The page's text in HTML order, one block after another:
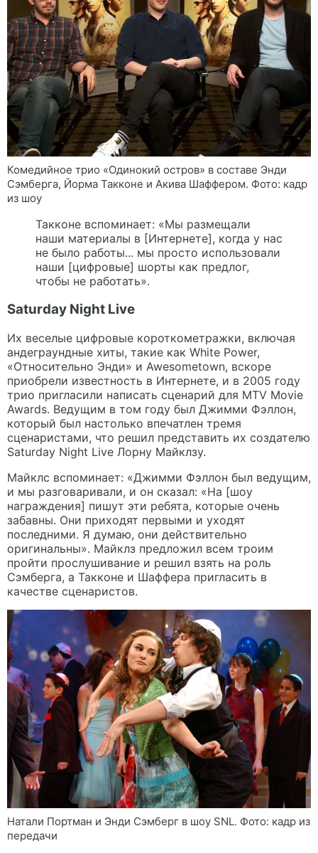
Комедийное трио «Одинокий остров» в составе Энди
Сэмберга, Йорма Такконе и Акива Шаффером. Фото: кадр
из шоу
Такконе вспоминает: «Мы размещали
наши материалы в [Интернете], когда у нас
не было работы... мы просто использовали
наши [цифровые] шорты как предлог,
чтобы не работать».
Saturday Night Live
Их веселые цифровые короткометражки, включая
андеграундные хиты, такие как White Power,
«Относительно Энди» и Awesometown, вскоре
приобрели известность в Интернете, и в 2005 году
трио пригласили написать сценарий для MTV Movie
Awards. Ведущим в том году был Джимми Фэллон,
который был настолько впечатлен тремя
сценаристами, что решил представить их создателю
Saturday Night Live Лорну Майклзу.
Майклс вспоминает: «Джимми Фэллон был ведущим,
и мы разговаривали, и он сказал: «На [шоу
награждения] пишут эти ребята, которые очень
забавны. Они приходят первыми и уходят
последними. Я думаю, они действительно
оригинальны». Майклз предложил всем троим
пройти прослушивание и решил взять на роль
Сэмберга, а Такконе и Шаффера пригласить в
качестве сценаристов.
Натали Портман и Энди Сэмберг в шоу SNL. Фото: кадр из
передачи